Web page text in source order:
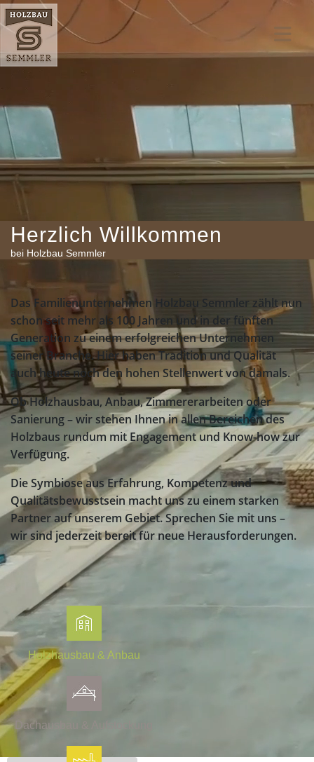
Herzlich Willkommen
bei Holzbau Semmler
Das Familienunternehmen Holzbau Semmler zählt nun
schon seit mehr als 100 Jahren und in der fünften
Generation zu einem erfolgreichen Unternehmen
seiner Branche. Hier haben Tradition und Qualität
auch heute noch den hohen Stellenwert von damals.
Ob Holzhausbau, Anbau, Zimmererarbeiten oder
Sanierung – wir stehen Ihnen in allen Bereichen des
Holzbaus rundum mit Engagement und Know-how zur
Verfügung.
Die Symbiose aus Erfahrung, Kompetenz und
Qualitätsbewusstsein macht uns zu einem starken
Partner auf unserem Gebiet. Sprechen Sie mit uns –
wir sind jederzeit bereit für neue Herausforderungen.
Holzhausbau & Anbau
Dachausbau & Aufstockung